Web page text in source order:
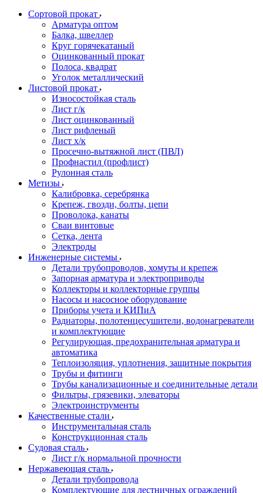
Сортовой прокат
Арматура оптом
Балка, швеллер
Круг горячекатаный
Оцинкованный прокат
Полоса, квадрат
Уголок металлический
Листовой прокат
Износостойкая сталь
Лист г/к
Лист оцинкованный
Лист рифленый
Лист х/к
Просечно-вытяжной лист (ПВЛ)
Профнастил (профлист)
Рулонная сталь
Метизы
Калибровка, серебрянка
Крепеж, гвозди, болты, цепи
Проволока, канаты
Сваи винтовые
Сетка, лента
Электроды
Инженерные системы
Детали трубопроводов, хомуты и крепеж
Запорная арматура и электроприводы
Коллекторы и коллекторные группы
Насосы и насосное оборудование
Приборы учета и КИПиА
Радиаторы, полотенцесушители, водонагреватели
и комплектующие
Регулирующая, предохранительная арматура и
автоматика
Теплоизоляция, уплотнения, защитные покрытия
Трубы и фитинги
Трубы канализационные и соединительные детали
Фильтры, грязевики, элеваторы
Электроинструменты
Качественные стали
Инструментальная сталь
Конструкционная сталь
Судовая сталь
Лист г/к нормальной прочности
Нержавеющая сталь
Детали трубопровода
Комплектующие для лестничных ограждений